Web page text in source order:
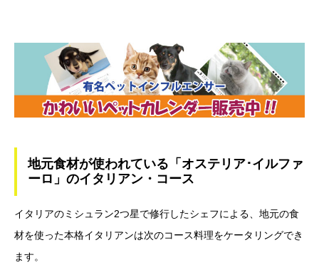
地元食材が使われている「オステリア･イルファ
ーロ」のイタリアン・コース
イタリアのミシュラン2つ星で修行したシェフによる、地元の食
材を使った本格イタリアンは次のコース料理をケータリングでき
ます。